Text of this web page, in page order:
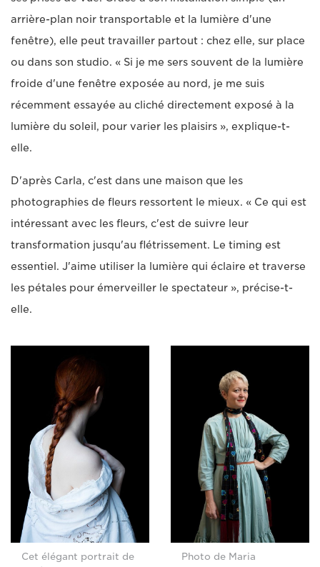
arrière-plan noir transportable et la lumière d'une
fenêtre), elle peut travailler partout : chez elle, sur place
ou dans son studio. « Si je me sers souvent de la lumière
froide d'une fenêtre exposée au nord, je me suis
récemment essayée au cliché directement exposé à la
lumière du soleil, pour varier les plaisirs », explique-t-
elle.
D'après Carla, c'est dans une maison que les
photographies de fleurs ressortent le mieux. « Ce qui est
intéressant avec les fleurs, c'est de suivre leur
transformation jusqu'au flétrissement. Le timing est
essentiel. J'aime utiliser la lumière qui éclaire et traverse
les pétales pour émerveiller le spectateur », précise-t-
elle.
Cet élégant portrait de
Photo de Maria